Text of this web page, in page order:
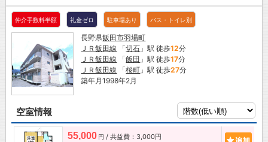
仲介手数料半額 礼金ゼロ 駐車場あり バス・トイレ別
長野県飯田市羽場町
ＪＲ飯田線 「切石 」駅 徒歩12分
ＪＲ飯田線 「飯田 」駅 徒歩17分
ＪＲ飯田線 「桜町 」駅 徒歩27分
築年月1998年2月
空室情報
55,000 円 / 共益費：3,000円